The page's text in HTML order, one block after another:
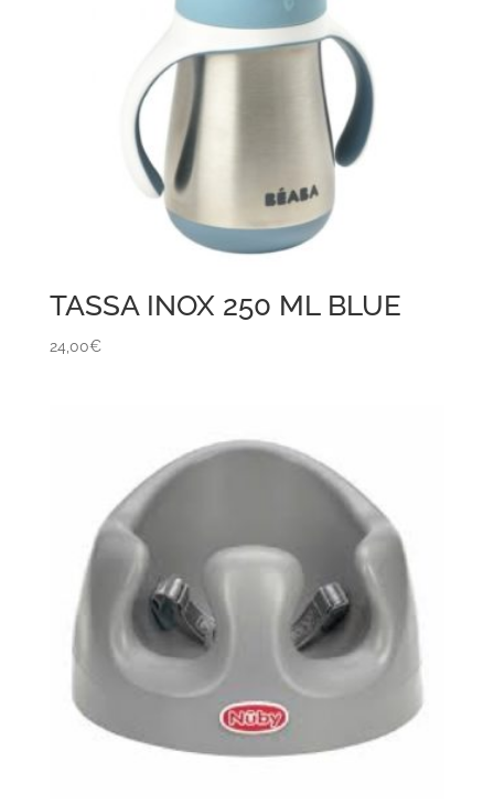
TASSA INOX 250 ML BLUE
24,00€